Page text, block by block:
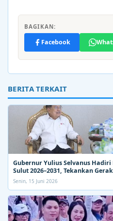
BAGIKAN:
Facebook
BERITA TERKAIT
Gubernur Yulius Selvanus
Sulut 2026–2031, Tekankan
Senin, 15 Juni 2026